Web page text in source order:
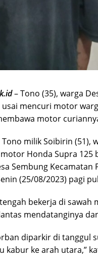
– Tono (35), warga
mencuri motor
motor
milik Soibirin (51),
motor Honda Supra
Sembung
(25/08/2023) pagi
bekerja di
mendatanginya
diparkir di tanggul
kabur ke arah utara,”